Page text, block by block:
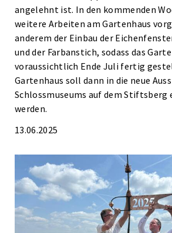
angelehnt ist. In den kommenden
weitere Arbeiten am Gartenhaus
anderem der Einbau der
und der Farbanstich, sodass das
voraussichtlich Ende Juli fertig
Gartenhaus soll dann in die neue
Schlossmuseums auf dem Stiftsberg
werden.
13.06.2025